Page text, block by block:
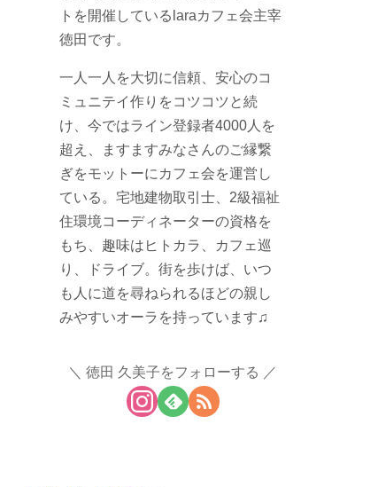
トを開催しているlaraカフェ会主宰
徳田です。
一人一人を大切に信頼、安心のコ
ミュニテイ作りをコツコツと続
け、今ではライン登録者4000人を
超え、ますますみなさんのご縁繋
ぎをモットーにカフェ会を運営し
ている。宅地建物取引士、2級福祉
住環境コーディネーターの資格を
もち、趣味はヒトカラ、カフェ巡
り、ドライブ。街を歩けば、いつ
も人に道を尋ねられるほどの親し
みやすいオーラを持っています♫
徳田 久美子をフォローする